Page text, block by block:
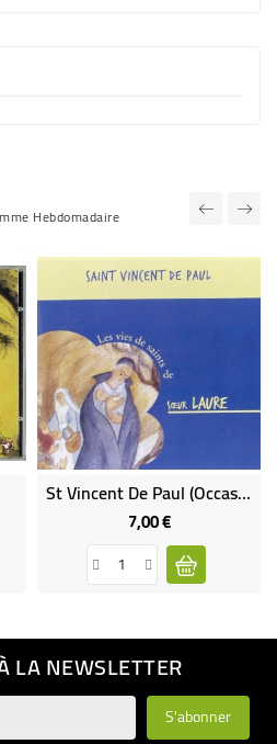
Hebdomadaire
St Vincent De Paul (Occasion)
7,00 €Prix
LA NEWSLETTER